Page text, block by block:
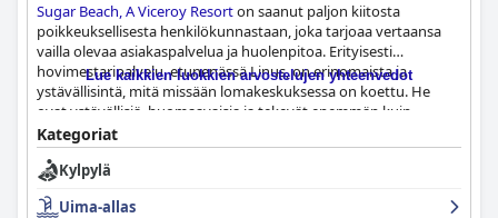
Sugar Beach, A Viceroy Resorton saanut paljon kiitosta
poikkeuksellisesta henkilökunnastaan, joka tarjoaa vertaansa
vailla olevaa asiakaspalvelua ja huolenpitoa. Erityisesti
hovimestaripalvelu, etunenässä Linus, on erinomaista ja
ystävällisintä, mitä missään lomakeskuksessa on koettu. He
ovat ystävällisiä, huomaavaisia ja tekevät enemmän kuin
odotetaan jokaisessa kohtaamisessa. Vaikka joillakin vierailla oli
pieniä ongelmia organisoinnin ja epäystävällisen henkilökunnan
kanssa ensimmäisenä päivänä, hovimestarit olivat aina avuliaita
ja huomaavaisia. Kaiken kaikkiaan Sugar Beachin henkilökuntaa
kehutaan uskomattomasta asiakaspalvelustaan.
Lue kaikkien luokkien arvostelujen yhteenvedot
Kategoriat
Kylpylä
Uima-allas